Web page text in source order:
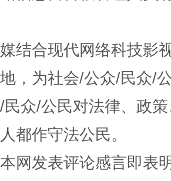
结合现代网络科技影
，为社会/公众/民众/
民众/公民对法律、政
都作守法公民。
网发表评论感言即表